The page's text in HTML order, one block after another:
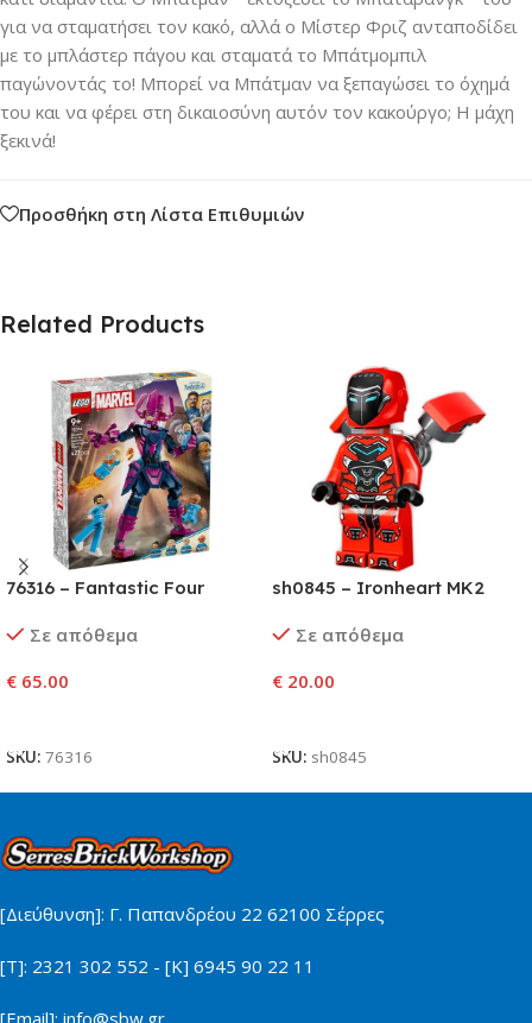
για να σταματήσει τον κακό, αλλά ο Μίστερ Φριζ ανταποδίδει
με το μπλάστερ πάγου και σταματά το Μπάτμομπιλ
παγώνοντάς το! Μπορεί να Μπάτμαν να ξεπαγώσει το όχημά
του και να φέρει στη δικαιοσύνη αυτόν τον κακούργο; Η μάχη
ξεκινά!
Προσθήκη στη Λίστα Επιθυμιών
Related Products
76316 – Fantastic Four
Γκαλάκτους
Σε απόθεμα
€ 65.00
SKU: 76316
sh0845 – Ironheart MK2
Σε απόθεμα
€ 20.00
SKU: sh0845
[Διεύθυνση]: Γ. Παπανδρέου 22 62100 Σέρρες
[Τ]: 2321 302 552 - [Κ] 6945 90 22 11